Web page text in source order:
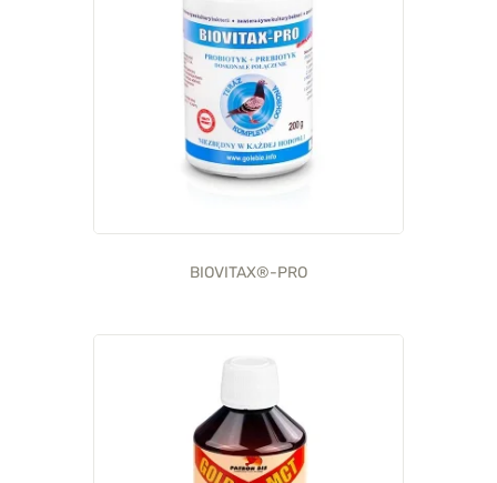
BIOVITAX®-PRO